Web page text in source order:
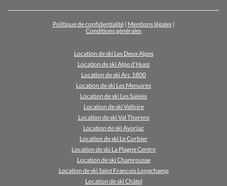
Politique de confidentialité| Mentions légales|
Conditions générales
Location de ski Les Deux Alpes
Location de ski Alpe d'Huez
Location de ski Arc 1800
Location de ski Les Menuires
Location de ski Les Saisies
Location de ski Valloire
Location de ski Val Thorens
Location de ski Avoriaz
Location de ski Le Corbier
Location de ski La Plagne Centre
Location de ski Chamrousse
Location de ski Saint Francois Longchamp
Location de ski Châtel